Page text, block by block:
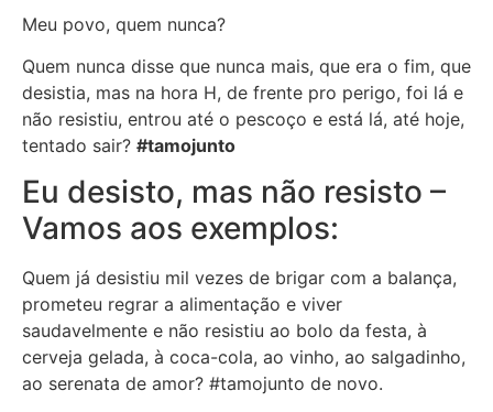
Meu povo, quem nunca?
Quem nunca disse que nunca mais, que era o fim, que
desistia, mas na hora H, de frente pro perigo, foi lá e
não resistiu, entrou até o pescoço e está lá, até hoje,
tentado sair? #tamojunto
Eu desisto, mas não resisto –
Vamos aos exemplos:
Quem já desistiu mil vezes de brigar com a balança,
prometeu regrar a alimentação e viver
saudavelmente e não resistiu ao bolo da festa, à
cerveja gelada, à coca-cola, ao vinho, ao salgadinho,
ao serenata de amor? #tamojunto de novo.